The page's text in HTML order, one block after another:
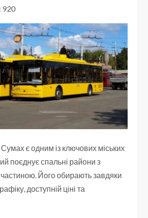
920
є одним із ключових міських
поєднує спальні райони з
Його обирають завдяки
доступній ціні та